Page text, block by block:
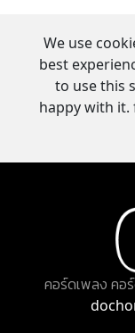
We use
best
to use this
happy with
คอร์ดเพลง คอ